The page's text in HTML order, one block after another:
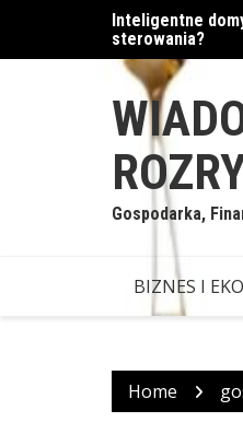
content
Inteligentne
sterowania?
Cyfrowe
Gospodarka,
BIZNES I
Home